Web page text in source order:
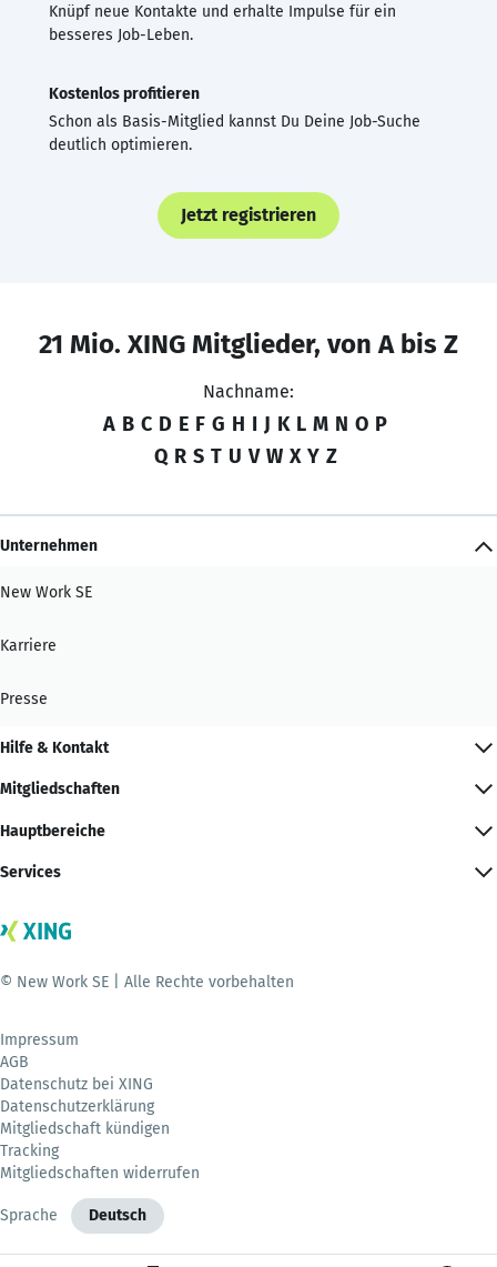
Knüpf neue Kontakte und erhalte Impulse für ein
besseres Job-Leben.
Kostenlos profitieren
Schon als Basis-Mitglied kannst Du Deine Job-Suche
deutlich optimieren.
Jetzt registrieren
21 Mio. XING Mitglieder, von A bis Z
Nachname:
A B C D E F G H I J K L M N O P
Q R S T U V W X Y Z
Unternehmen
New Work SE
Karriere
Presse
Hilfe & Kontakt
Mitgliedschaften
Hauptbereiche
Services
© New Work SE | Alle Rechte vorbehalten
Impressum
AGB
Datenschutz bei XING
Datenschutzerklärung
Mitgliedschaft kündigen
Tracking
Mitgliedschaften widerrufen
Sprache Deutsch